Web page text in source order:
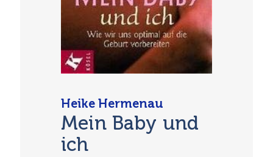
Heike Hermenau
Mein Baby und
ich